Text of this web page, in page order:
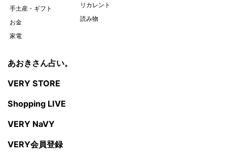
手土産・ギフト
お金
家電
リカレント
読み物
あおきさん占い。
VERY STORE
Shopping LIVE
VERY NaVY
VERY会員登録